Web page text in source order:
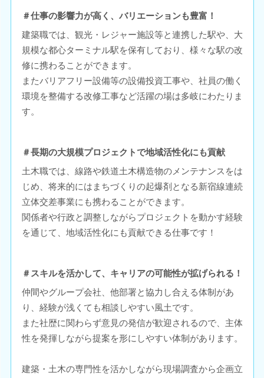
＃仕事の影響力が高く、バリエーションも豊富！
建築職では、観光・レジャー施設等と連携した駅や、大
規模な都心ターミナル駅を保有しており、様々な駅の改
修に携わることができます。
またバリアフリー設備等の設備投資工事や、社員の働く
環境を整備する改修工事など活躍の場は多岐にわたりま
す。
＃長期の大規模プロジェクトで地域活性化にも貢献
土木職では、線路や鉄道土木構造物のメンテナンスをは
じめ、将来的にはまちづくりの起爆剤となる新宿線連続
立体交差事業にも携わることができます。
関係者や行政と調整しながらプロジェクトを動かす経験
を通じて、地域活性化にも貢献できる仕事です！
＃スキルを活かして、キャリアの可能性が拡げられる！
仲間やグループ会社、他部署と協力し合える体制があ
り、経験が浅くても相談しやすい風土です。
また社歴に関わらず意見の発信が歓迎されるので、主体
性を発揮しながら提案を形にしやすい体制があります。
建築・土木の専門性を活かしながら現場調査から企画立